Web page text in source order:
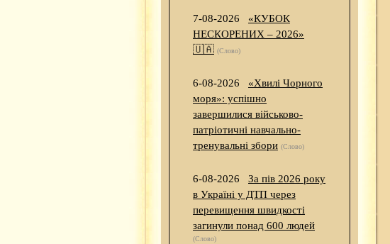
7-08-2026
«КУБОК
НЕСКОРЕНИХ – 2026»
🇺🇦 (Слово)
6-08-2026
«Хвилі Чорного
моря»: успішно
завершилися військово-
патріотичні навчально-
тренувальні збори (Слово)
6-08-2026
За пів 2026 року
в Україні у ДТП через
перевищення швидкості
загинули понад 600 людей
(Слово)